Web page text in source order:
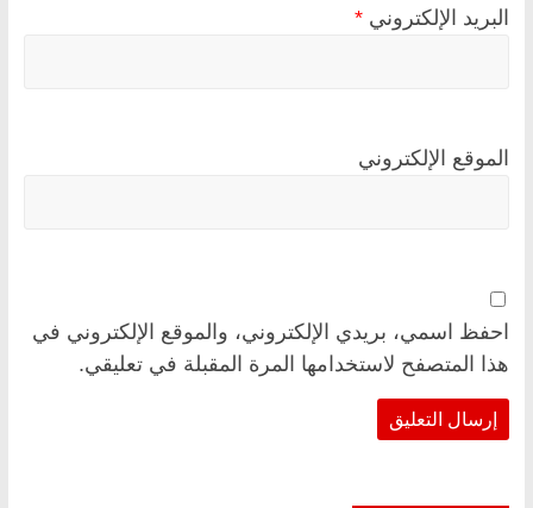
البريد الإلكتروني *
الموقع الإلكتروني
احفظ اسمي، بريدي الإلكتروني، والموقع الإلكتروني في
هذا المتصفح لاستخدامها المرة المقبلة في تعليقي.